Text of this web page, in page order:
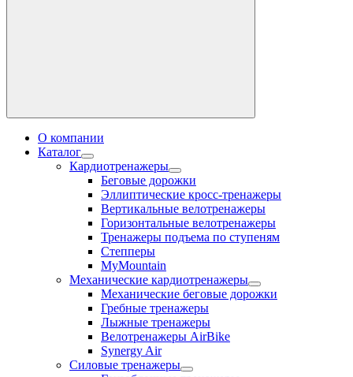
О компании
Каталог
Кардиотренажеры
Беговые дорожки
Эллиптические кросс-тренажеры
Вертикальные велотренажеры
Горизонтальные велотренажеры
Тренажеры подъема по ступеням
Степперы
MyMountain
Механические кардиотренажеры
Механические беговые дорожки
Гребные тренажеры
Лыжные тренажеры
Велотренажеры AirBike
Synergy Air
Силовые тренажеры